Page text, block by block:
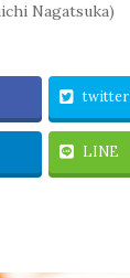
Nagatsuka)
twitter
LINE